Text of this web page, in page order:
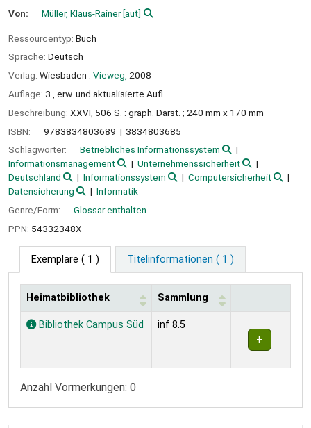
Von: Müller, Klaus-Rainer[aut]
Ressourcentyp: Buch
Sprache: Deutsch
Verlag: Wiesbaden : Vieweg, 2008
Auflage: 3., erw. und aktualisierte Aufl
Beschreibung: XXVI, 506 S. : graph. Darst. ; 240 mm x 170 mm
ISBN:
9783834803689
3834803685
Schlagwörter:
Betriebliches Informationssystem
Informationsmanagement
Unternehmenssicherheit
Deutschland
Informationssystem
Computersicherheit
Datensicherung
Informatik
Genre/Form:
Glossar enthalten
PPN: 54332348X
Exemplare ( 1 ) Titelinformationen ( 1 )
Exemplare
Heimatbibliothek Sammlung
Bibliothek Campus Süd inf 8.5
Anzahl Vormerkungen: 0